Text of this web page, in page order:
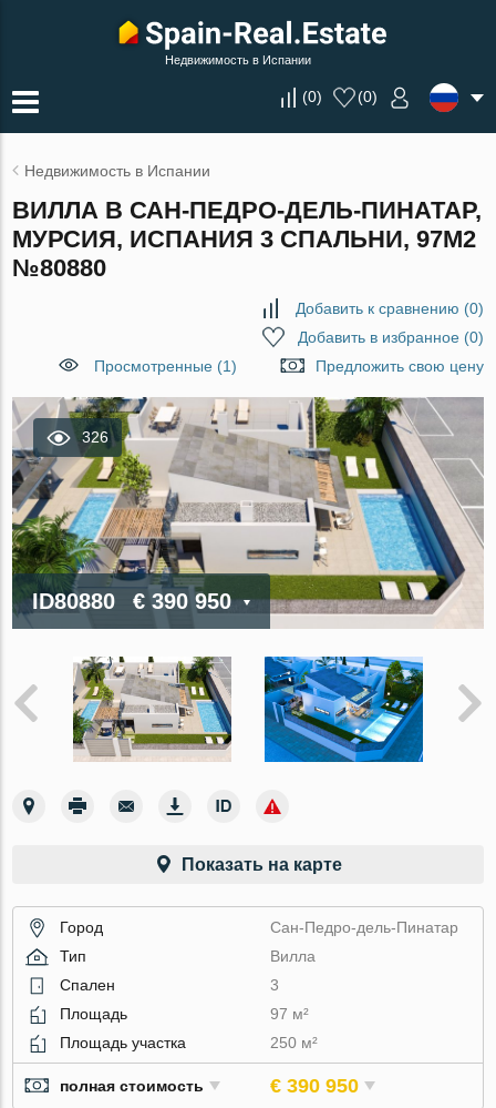
Недвижимость в Испании
(0) (0)
Недвижимость в Испании
ВИЛЛА В САН-ПЕДРО-ДЕЛЬ-ПИНАТАР,
МУРСИЯ, ИСПАНИЯ 3 СПАЛЬНИ, 97М2
№80880
Добавить к сравнению (0)
Добавить в избранное(0)
Просмотренные (1)
Предложить свою цену
326
ID80880 € 390 950
Показать на карте
Город
Сан-Педро-дель-Пинатар
Тип
Вилла
Спален
3
Площадь
97 м²
Площадь участка
250 м²
полная стоимость € 390 950